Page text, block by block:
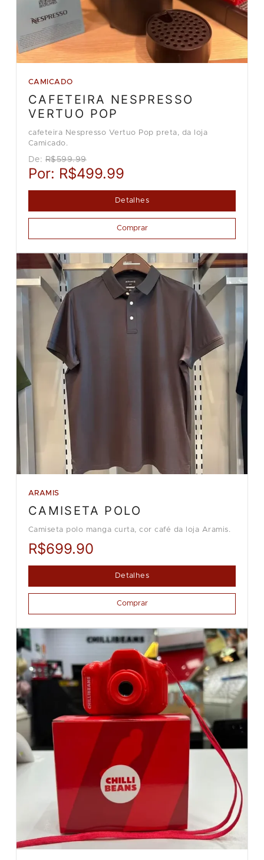
CAMICADO
CAFETEIRA NESPRESSO
VERTUO POP
cafeteira Nespresso Vertuo Pop preta, da loja
Camicado.
De: R$599.99
Por: R$499.99
Detalhes
Comprar
ARAMIS
CAMISETA POLO
Camiseta polo manga curta, cor café da loja Aramis.
R$699.90
Detalhes
Comprar